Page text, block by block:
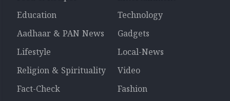
Education
Technology
Aadhaar & PAN News
Gadgets
Lifestyle
Local-News
Religion & Spirituality
Video
Fact-Check
Fashion